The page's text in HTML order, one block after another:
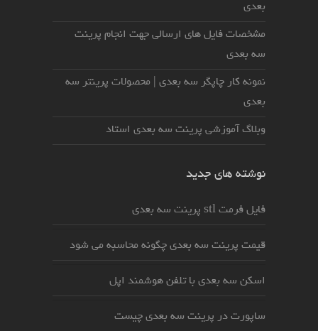
بعدی
مشخصات فایل های ارسالی جهت انجام پرینت
سه بعدی
نمونه کار چاپگر سه بعدی | محصولات پرینتر سه
بعدی
وبلاگ آموزشی پرینت سه بعدی استاد
نوشته های جدید
فایل فرمت stl پرینت سه بعدی
قیمت پرینت سه بعدی چگونه محاسبه می شود
اسکن سه بعدی با تلفن هوشمند اپل
ساپورت در پرینت سه بعدی چیست